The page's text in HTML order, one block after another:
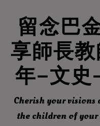
留念巴
享師長
年–文史
Cherish your visions
the children of